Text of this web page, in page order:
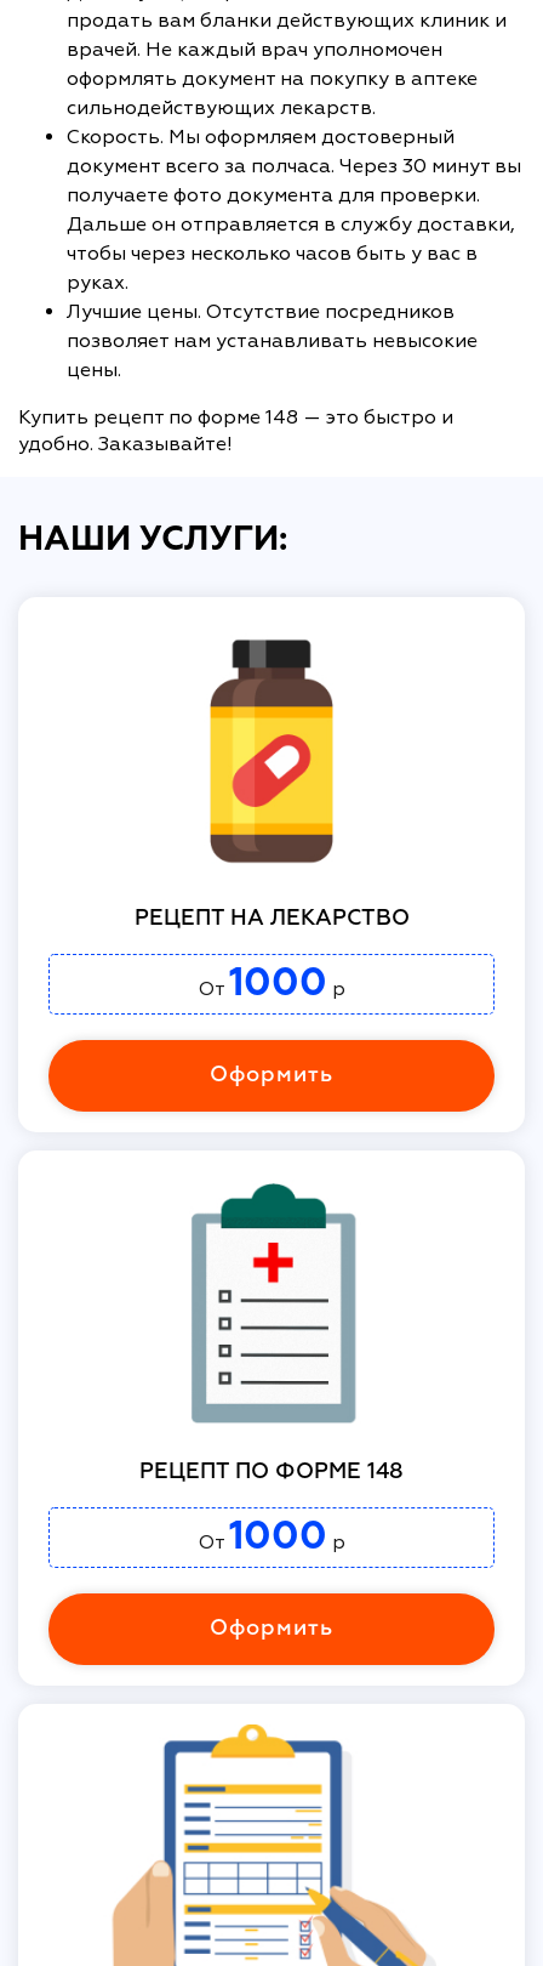
продать вам бланки действующих клиник и
врачей. Не каждый врач уполномочен
оформлять документ на покупку в аптеке
сильнодействующих лекарств.
Скорость. Мы оформляем достоверный
документ всего за полчаса. Через 30 минут вы
получаете фото документа для проверки.
Дальше он отправляется в службу доставки,
чтобы через несколько часов быть у вас в
руках.
Лучшие цены. Отсутствие посредников
позволяет нам устанавливать невысокие
цены.
Купить рецепт по форме 148 — это быстро и
удобно. Заказывайте!
НАШИ УСЛУГИ:
РЕЦЕПТ НА ЛЕКАРСТВО
От 1000 р
Оформить
РЕЦЕПТ ПО ФОРМЕ 148
От 1000 р
Оформить